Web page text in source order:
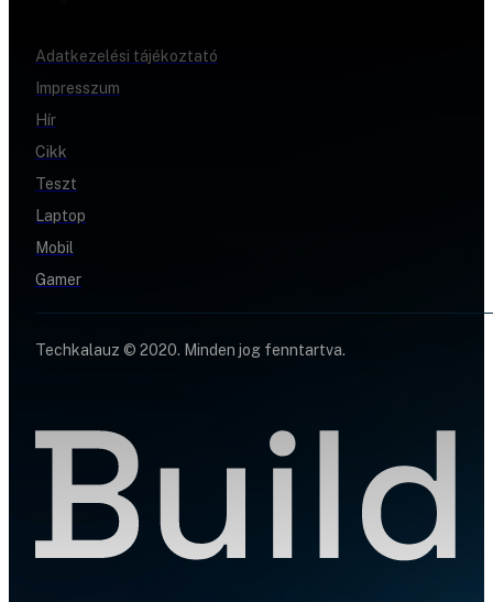
Adatkezelési tájékoztató
Impresszum
Hír
Cikk
Teszt
Laptop
Mobil
Gamer
Techkalauz © 2020. Minden jog fenntartva.